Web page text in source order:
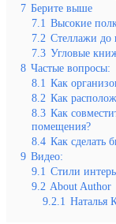
7 Берите выше
7.1 Высокие
7.2 Стеллажи до
7.3 Угловые
8 Частые вопросы:
8.1 Как
8.2 Как
8.3 Как
помещения?
8.4 Как сделать
9 Видео:
9.1 Стили
9.2 About Author
9.2.1 Наталья